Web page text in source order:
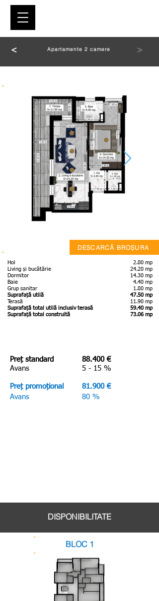
< Apartamente 2 camere >
Hol
Living și bucătărie
Dormitor
Baie
Grup sanitar
Suprafață utilă
Terasă
Suprafață total utilă inclusiv terasă
Suprafață total construită
2.80 mp
24.20 mp
14.30 mp
4.40 mp
1.80 mp
47.50 mp
11.90 mp
59.40 mp
73.06 mp
DESCARCĂ BROȘURA
Preț standard
Avans
88.400 €
5 - 15 %
Preț promoțional
Avans
81.900 €
80 %
DISPONIBILITATE
BLOC 1